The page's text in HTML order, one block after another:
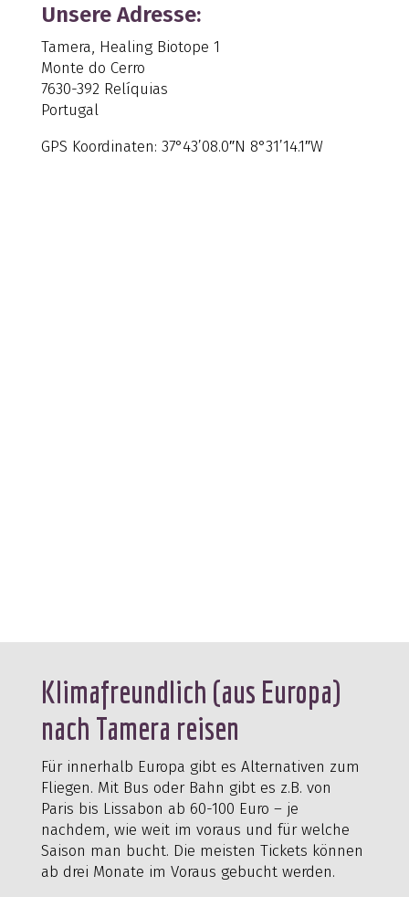
Unsere Adresse:
Tamera, Healing Biotope 1
Monte do Cerro
7630-392 Relíquias
Portugal
GPS Koordinaten: 37°43’08.0″N 8°31’14.1″W
Klimafreundlich (aus Europa)
nach Tamera reisen
Für innerhalb Europa gibt es Alternativen zum
Fliegen. Mit Bus oder Bahn gibt es z.B. von
Paris bis Lissabon ab 60-100 Euro – je
nachdem, wie weit im voraus und für welche
Saison man bucht. Die meisten Tickets können
ab drei Monate im Voraus gebucht werden.